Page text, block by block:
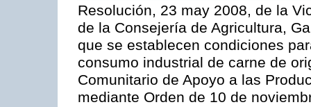
Resolución, 23 may 2008, de la
de la Consejería de Agricultura,
que se establecen condiciones
consumo industrial de carne de
Comunitario de Apoyo a las
mediante Orden de 10 de